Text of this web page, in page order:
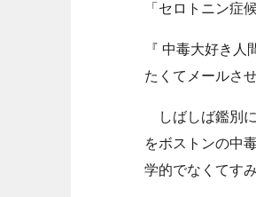
「セロトニン症
『 中毒大好き
たくてメールさ
しばしば鑑別
をボストンの中
学的でなくてす